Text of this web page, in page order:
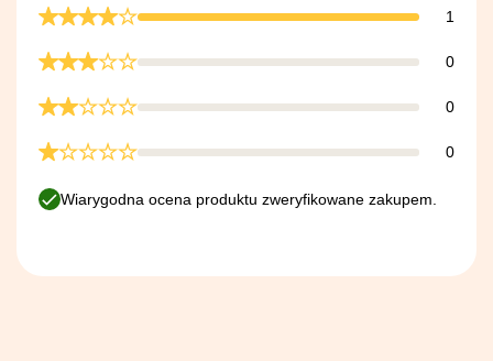
1
0
0
0
Wiarygodna ocena produktu zweryfikowane zakupem.